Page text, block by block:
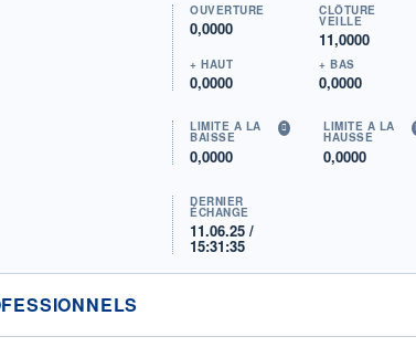
OUVERTURE
0,0000
CLÔTURE
VEILLE
11,0000
+ HAUT
0,0000
+ BAS
0,0000
LIMITE À LA
BAISSE
0,0000
LIMITE À LA
HAUSSE
0,0000
DERNIER
ÉCHANGE
11.06.25 /
15:31:35